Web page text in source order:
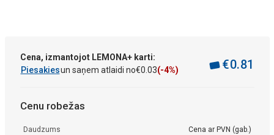
Cena, izmantojot LEMONA+ karti:
Piesakiesun saņem atlaidi no€0.03(-4%) €0.81
Cenu robežas
Daudzums Cena ar PVN (gab.)